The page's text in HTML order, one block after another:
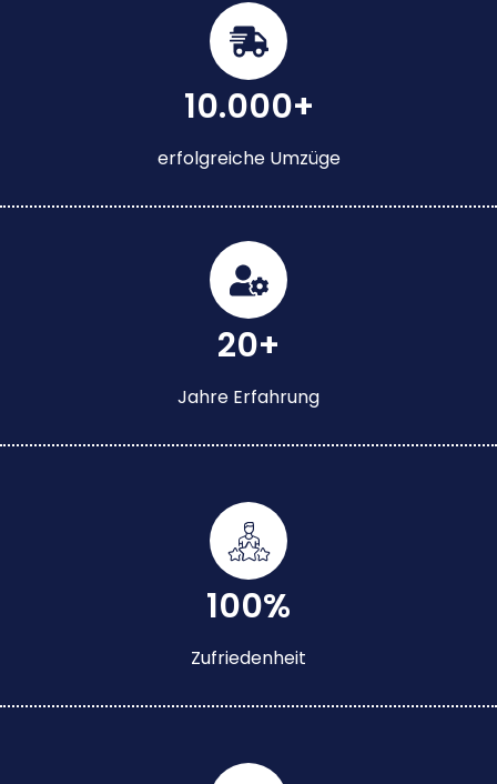
10.000+
erfolgreiche Umzüge
20+
Jahre Erfahrung
100%
Zufriedenheit